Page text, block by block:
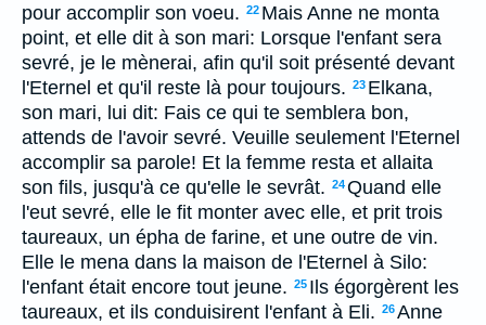
pour accomplir son voeu. 22 Mais Anne ne monta
point, et elle dit à son mari: Lorsque l'enfant sera
sevré, je le mènerai, afin qu'il soit présenté devant
l'Eternel et qu'il reste là pour toujours. 23 Elkana,
son mari, lui dit: Fais ce qui te semblera bon,
attends de l'avoir sevré. Veuille seulement l'Eternel
accomplir sa parole! Et la femme resta et allaita
son fils, jusqu'à ce qu'elle le sevrât. 24Quand elle
l'eut sevré, elle le fit monter avec elle, et prit trois
taureaux, un épha de farine, et une outre de vin.
Elle le mena dans la maison de l'Eternel à Silo:
l'enfant était encore tout jeune. 25 Ils égorgèrent les
taureaux, et ils conduisirent l'enfant à Eli. 26Anne